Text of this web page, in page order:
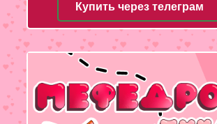
Купить через телеграм